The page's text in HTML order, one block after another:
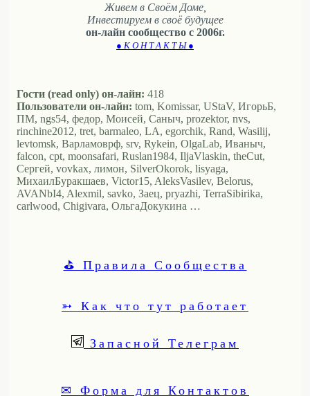
Живем в Своём Доме,
Инвестируем в своё будущее
он-лайн сообщество с 2006г.
● К О Н Т А К Т Ы ●
Гости (read only) он-лайн: 418
Пользователи он-лайн: tom, Komissar, UStaV, ИгорьБ,
ПМ, ngs54, федор, Моисей, Саныч, prozektor, nvs,
rinchine2012, tret, barmaleo, LA, egorchik, Rand, Wasilij,
levtomsk, Варламоврф, srv, Rykein, OlgaLab, Иваныч,
falcon, cpt, moonsafari, Ruslan1984, IljaVlaskin, theCut,
Сергей, vovkax, лимон, SilverOkorok, lisyaga,
МихаилБуракшаев, Victor15, AleksVasilev, Belorus,
AVANbI4, Alexmil, savko, Заец, pryazhi, TerraSibirika,
carlwood, Chigivara, ОльгаДокукина …
⛳ Правила Сообщества
➳ Как что тут работает
Запасной Телеграм
✉ Форма для Контактов